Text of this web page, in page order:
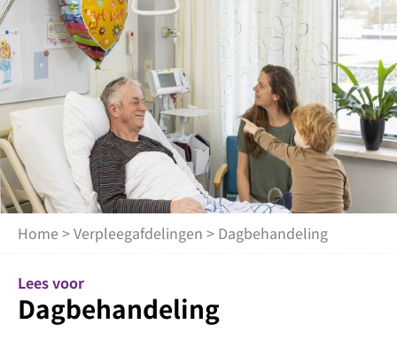
Home >Verpleegafdelingen > Dagbehandeling
Lees voor
Dagbehandeling